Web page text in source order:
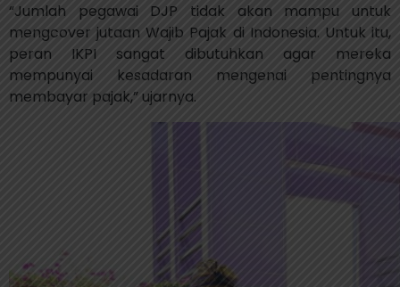
“Jumlah pegawai DJP tidak akan mampu untuk
mengcover jutaan Wajib Pajak di Indonesia. Untuk itu,
peran IKPI sangat dibutuhkan agar mereka
mempunyai kesadaran mengenai pentingnya
membayar pajak,” ujarnya.